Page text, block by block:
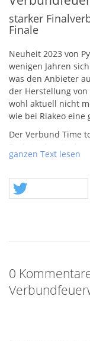
starker
Finale
Neuheit 2023 von
wenigen Jahren
was den Anbieter
der Herstellung
wohl aktuell nicht
wie bei Riakeo eine
Der Verbund Time
und anderen
erste Sahne. Das
Vorgängerbilder in
Zusammen haben
ganzen Text lesen
0